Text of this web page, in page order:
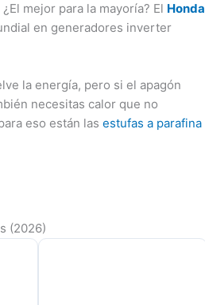
mejor para la mayoría? El Honda
en generadores inverter
la energía, pero si el apagón
necesitas calor que no
eso están las estufas a parafina
(2026)